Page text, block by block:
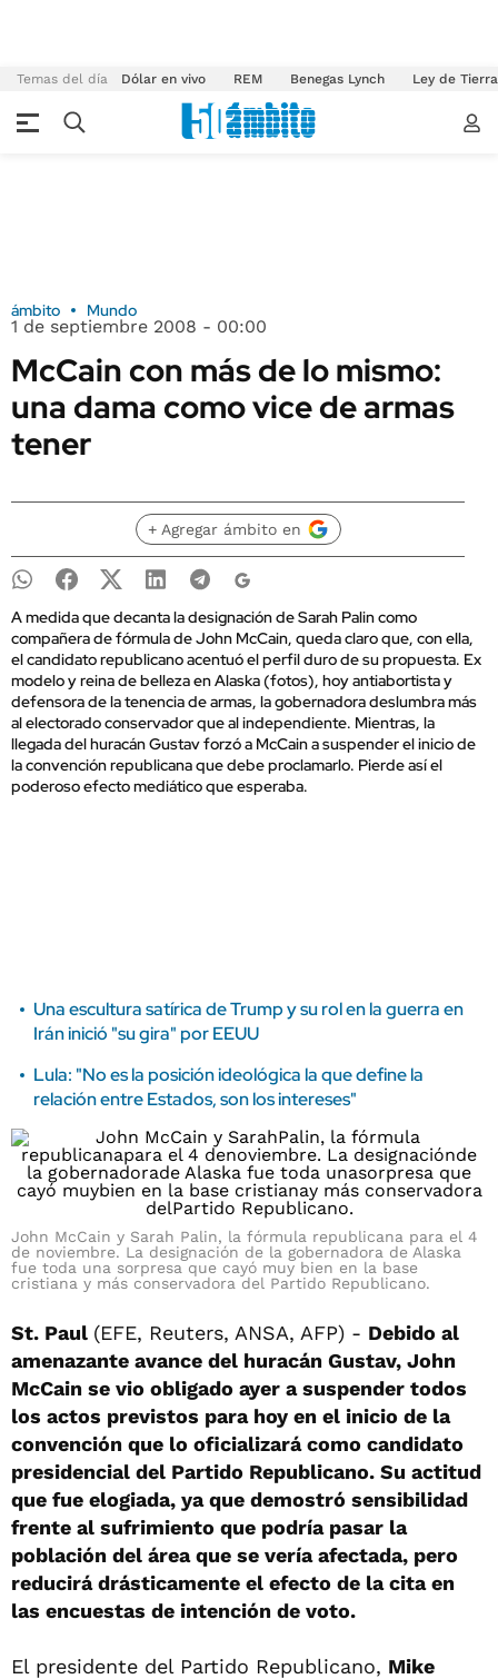
Temas del día Dólar en vivo REM Benegas Lynch Ley de
ámbito Mundo
1 de septiembre 2008 - 00:00
McCain con más de lo mismo:
una dama como vice de armas
tener
+ Agregar ámbito en
A medida que decanta la designación de Sarah Palin como
compañera de fórmula de John McCain, queda claro que, con ella,
el candidato republicano acentuó el perfil duro de su propuesta. Ex
modelo y reina de belleza en Alaska (fotos), hoy antiabortista y
defensora de la tenencia de armas, la gobernadora deslumbra más
al electorado conservador que al independiente. Mientras, la
llegada del huracán Gustav forzó a McCain a suspender el inicio de
la convención republicana que debe proclamarlo. Pierde así el
poderoso efecto mediático que esperaba.
Una escultura satírica de Trump y su rol en la guerra en
Irán inició "su gira" por EEUU
Lula: "No es la posición ideológica la que define la
relación entre Estados, son los intereses"
John McCain y Sarah Palin, la fórmula republicana para el 4
de noviembre. La designación de la gobernadora de Alaska
fue toda una sorpresa que cayó muy bien en la base
cristiana y más conservadora del Partido Republicano.
St. Paul (EFE, Reuters, ANSA, AFP) - Debido al
amenazante avance del huracán Gustav, John
McCain se vio obligado ayer a suspender todos
los actos previstos para hoy en el inicio de la
convención que lo oficializará como candidato
presidencial del Partido Republicano. Su actitud
que fue elogiada, ya que demostró sensibilidad
frente al sufrimiento que podría pasar la
población del área que se vería afectada, pero
reducirá drásticamente el efecto de la cita en
las encuestas de intención de voto.
El presidente del Partido Republicano, Mike